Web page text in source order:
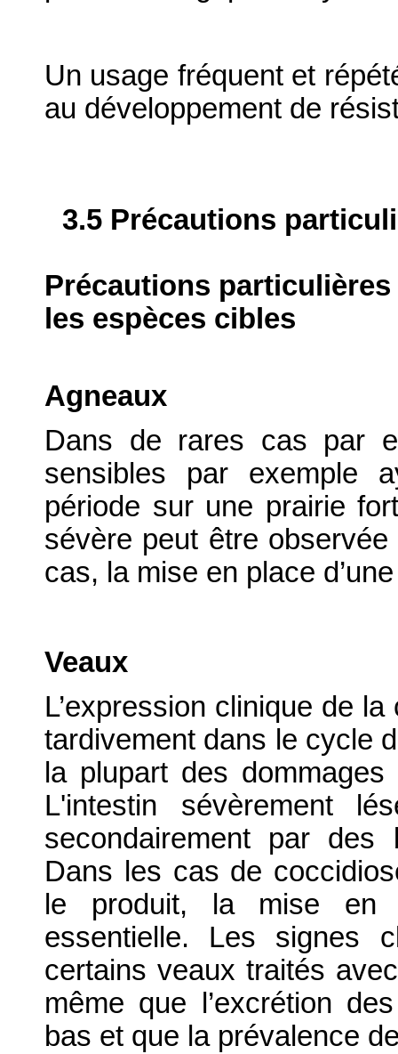
Un usage fréquent et
au développement de
3.5 Précautions
Précautions
les espèces cibles
Agneaux
Dans de rares cas par
sensibles par exemple
période sur une prairie
sévère peut être
cas, la mise en place
Veaux
L’expression clinique de
tardivement dans le cycle
la plupart des
L'intestin sévèrement
secondairement par des
Dans les cas de
le produit, la mise en
essentielle. Les signes
certains veaux traités
même que l’excrétion
bas et que la prévalence